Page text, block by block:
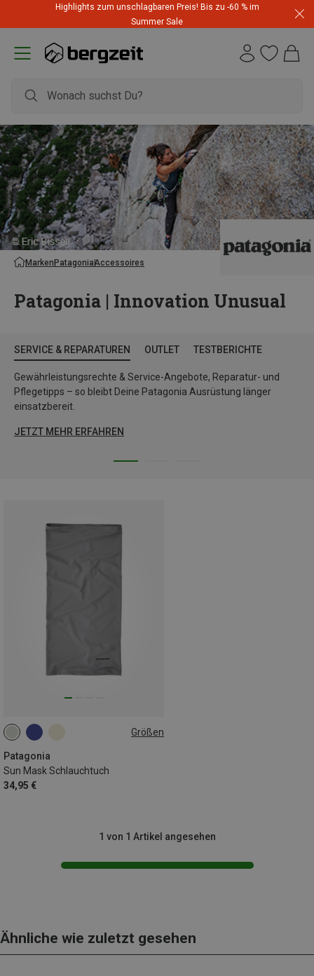
Highlights zum unschlagbaren Preis! Bis zu -60 % im
Summer Sale
MarkenPatagoniaAccessoires
Patagonia | Innovation Unusual
SERVICE & REPARATUREN OUTLET TESTBERICHTE
Gewährleistungsrechte & Service-Angebote, Reparatur- und
Pflegetipps – so bleibt Deine Patagonia Ausrüstung länger
einsatzbereit.
JETZT MEHR ERFAHREN
Größen
Patagonia
Sun Mask Schlauchtuch
34,95 €
ONE SIZE
1 von 1 Artikel angesehen
Ähnliche wie zuletzt gesehen